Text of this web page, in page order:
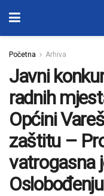
Početna Arhiva
Javni
radnih
Općini
zaštitu –
vatrogasna